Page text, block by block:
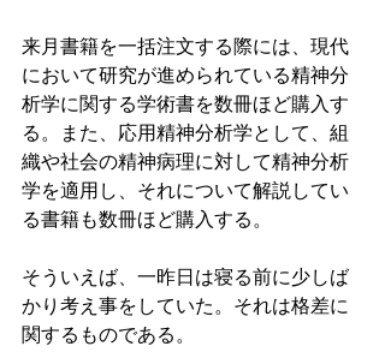
来月書籍を一括注文する際には、現代
において研究が進められている精神分
析学に関する学術書を数冊ほど購入す
る。また、応用精神分析学として、組
織や社会の精神病理に対して精神分析
学を適用し、それについて解説してい
る書籍も数冊ほど購入する。
そういえば、一昨日は寝る前に少しば
かり考え事をしていた。それは格差に
関するものである。